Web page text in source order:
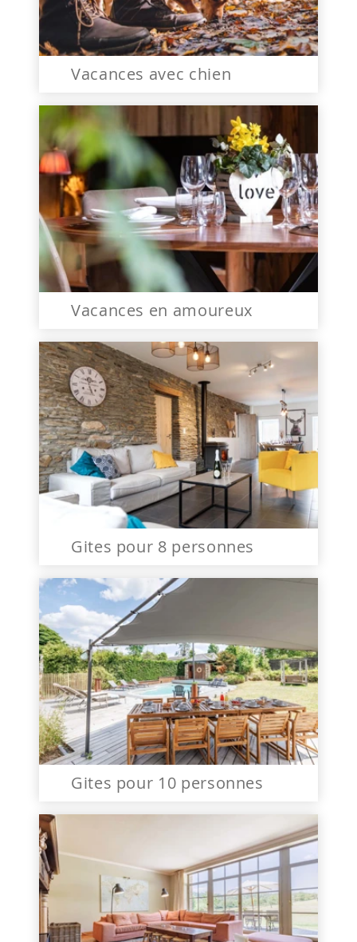
Vacances avec chien
Vacances en amoureux
Gites pour 8 personnes
Gites pour 10 personnes